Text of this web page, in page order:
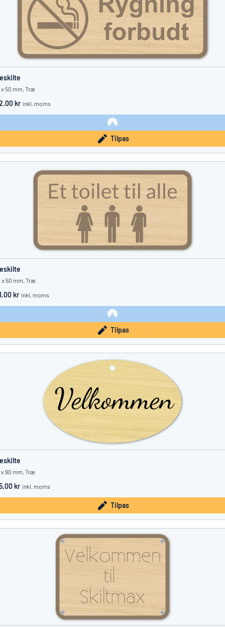
x 50 mm, Træ
kr inkl. moms
Tilpas
x 50 mm, Træ
kr inkl. moms
Tilpas
x 90 mm, Træ
kr inkl. moms
Tilpas